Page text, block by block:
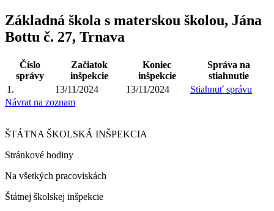
Základná škola s materskou školou, Jána
Bottu č. 27, Trnava
Číslo
správy
Začiatok
inšpekcie
Koniec
inšpekcie
Správa na
stiahnutie
1.
13/11/2024 13/11/2024
Stiahnuť správu
Návrat na zoznam
ŠTÁTNA ŠKOLSKÁ INŠPEKCIA
Stránkové hodiny​
Na všetkých pracoviskách
Štátnej školskej inšpekcie